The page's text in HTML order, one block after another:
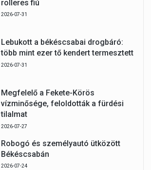
rolleres fiú
2026-07-31
Lebukott a békéscsabai drogbáró:
több mint ezer tő kendert termesztett
2026-07-31
Megfelelő a Fekete-Körös
vízminősége, feloldották a fürdési
tilalmat
2026-07-27
Robogó és személyautó ütközött
Békéscsabán
2026-07-24